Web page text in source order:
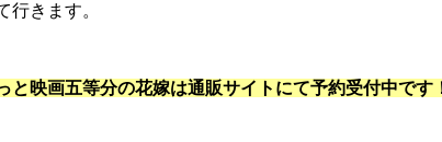
行きます。
と映画五等分の花嫁は通販サイトにて予約受付中です